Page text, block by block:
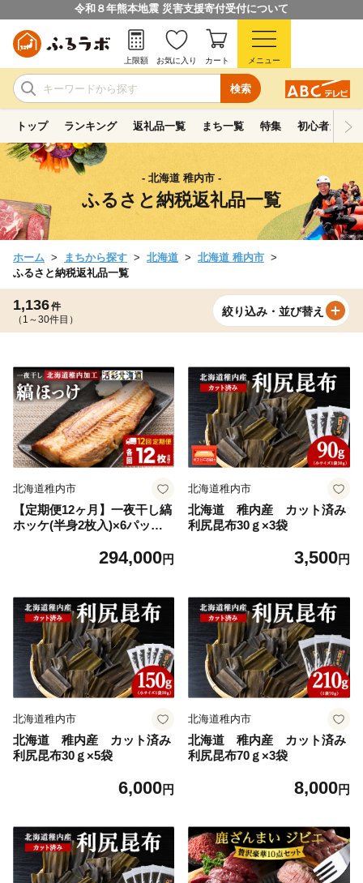
令和８年熊本地震 災害支援寄付受付について
検索
上限額 お気に入り カート メニュー
トップ ランキング 返礼品一覧 まち一覧 特集 初心者ガイド
- 北海道 稚内市 -
ふるさと納税返礼品一覧
ホーム まちから探す 北海道
北海道 稚内市
ふるさと納税返礼品一覧
1,136件
（1～30件目）
絞り込み・並び替え
北海道稚内市
【定期便12ヶ月】一夜干し縞
ホッケ(半身2枚入)×6パック
294,000円
北海道稚内市
北海道 稚内産 カット済み
利尻昆布30ｇ×3袋
3,500円
北海道稚内市
北海道 稚内産 カット済み
利尻昆布30ｇ×5袋
6,000円
北海道稚内市
北海道 稚内産 カット済み
利尻昆布70ｇ×3袋
8,000円